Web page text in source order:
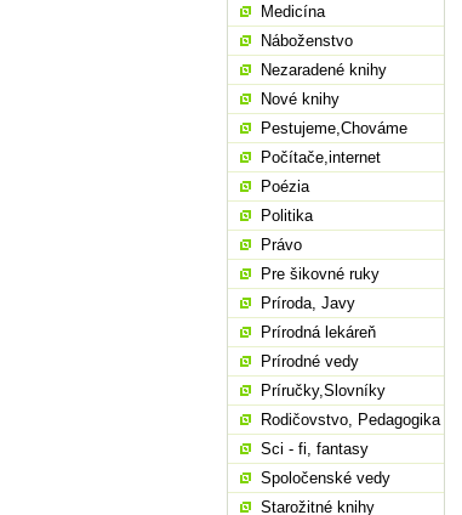
Medicína
Náboženstvo
Nezaradené knihy
Nové knihy
Pestujeme,Chováme
Počítače,internet
Poézia
Politika
Právo
Pre šikovné ruky
Príroda, Javy
Prírodná lekáreň
Prírodné vedy
Príručky,Slovníky
Rodičovstvo, Pedagogika
Sci - fi, fantasy
Spoločenské vedy
Starožitné knihy